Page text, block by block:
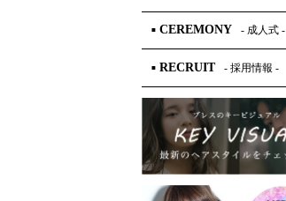
■ CEREMONY - 成人式 -
■ RECRUIT - 採用情報 -